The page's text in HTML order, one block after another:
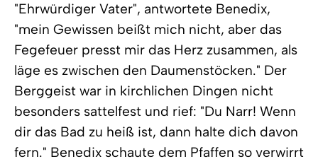
"Ehrwürdiger Vater", antwortete Benedix,
"mein Gewissen beißt mich nicht, aber das
Fegefeuer presst mir das Herz zusammen, als
läge es zwischen den Daumenstöcken." Der
Berggeist war in kirchlichen Dingen nicht
besonders sattelfest und rief: "Du Narr! Wenn
dir das Bad zu heiß ist, dann halte dich davon
fern." Benedix schaute dem Pfaffen so verwirrt